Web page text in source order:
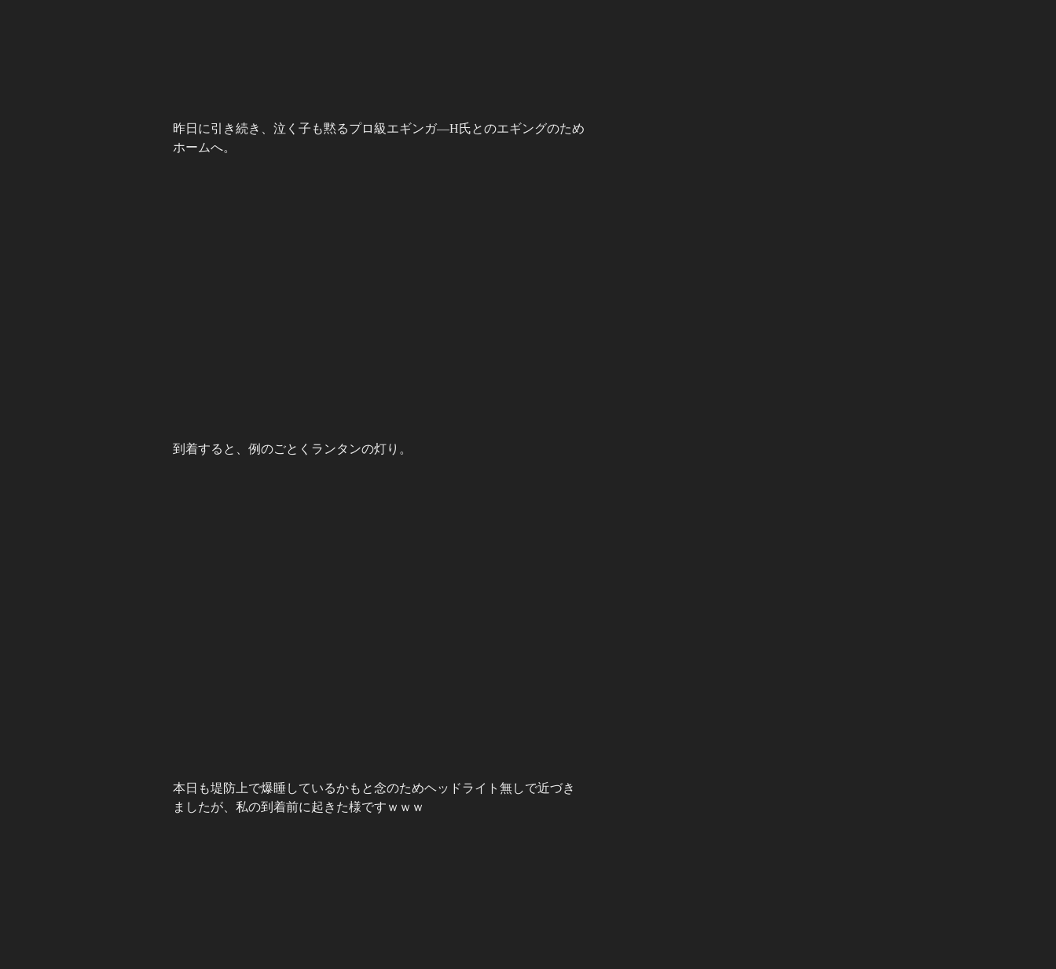
昨日に引き続き、泣く子も黙るプロ級エギンガ―H氏とのエギングのため
ホームへ。
到着すると、例のごとくランタンの灯り。
本日も堤防上で爆睡しているかもと念のためヘッドライト無しで近づき
ましたが、私の到着前に起きた様ですｗｗｗ